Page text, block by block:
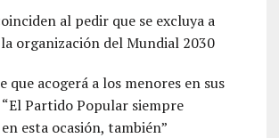
al pedir que se excluya a
organización del Mundial 2030
que acogerá a los menores en sus
Partido Popular siempre
esta ocasión, también”